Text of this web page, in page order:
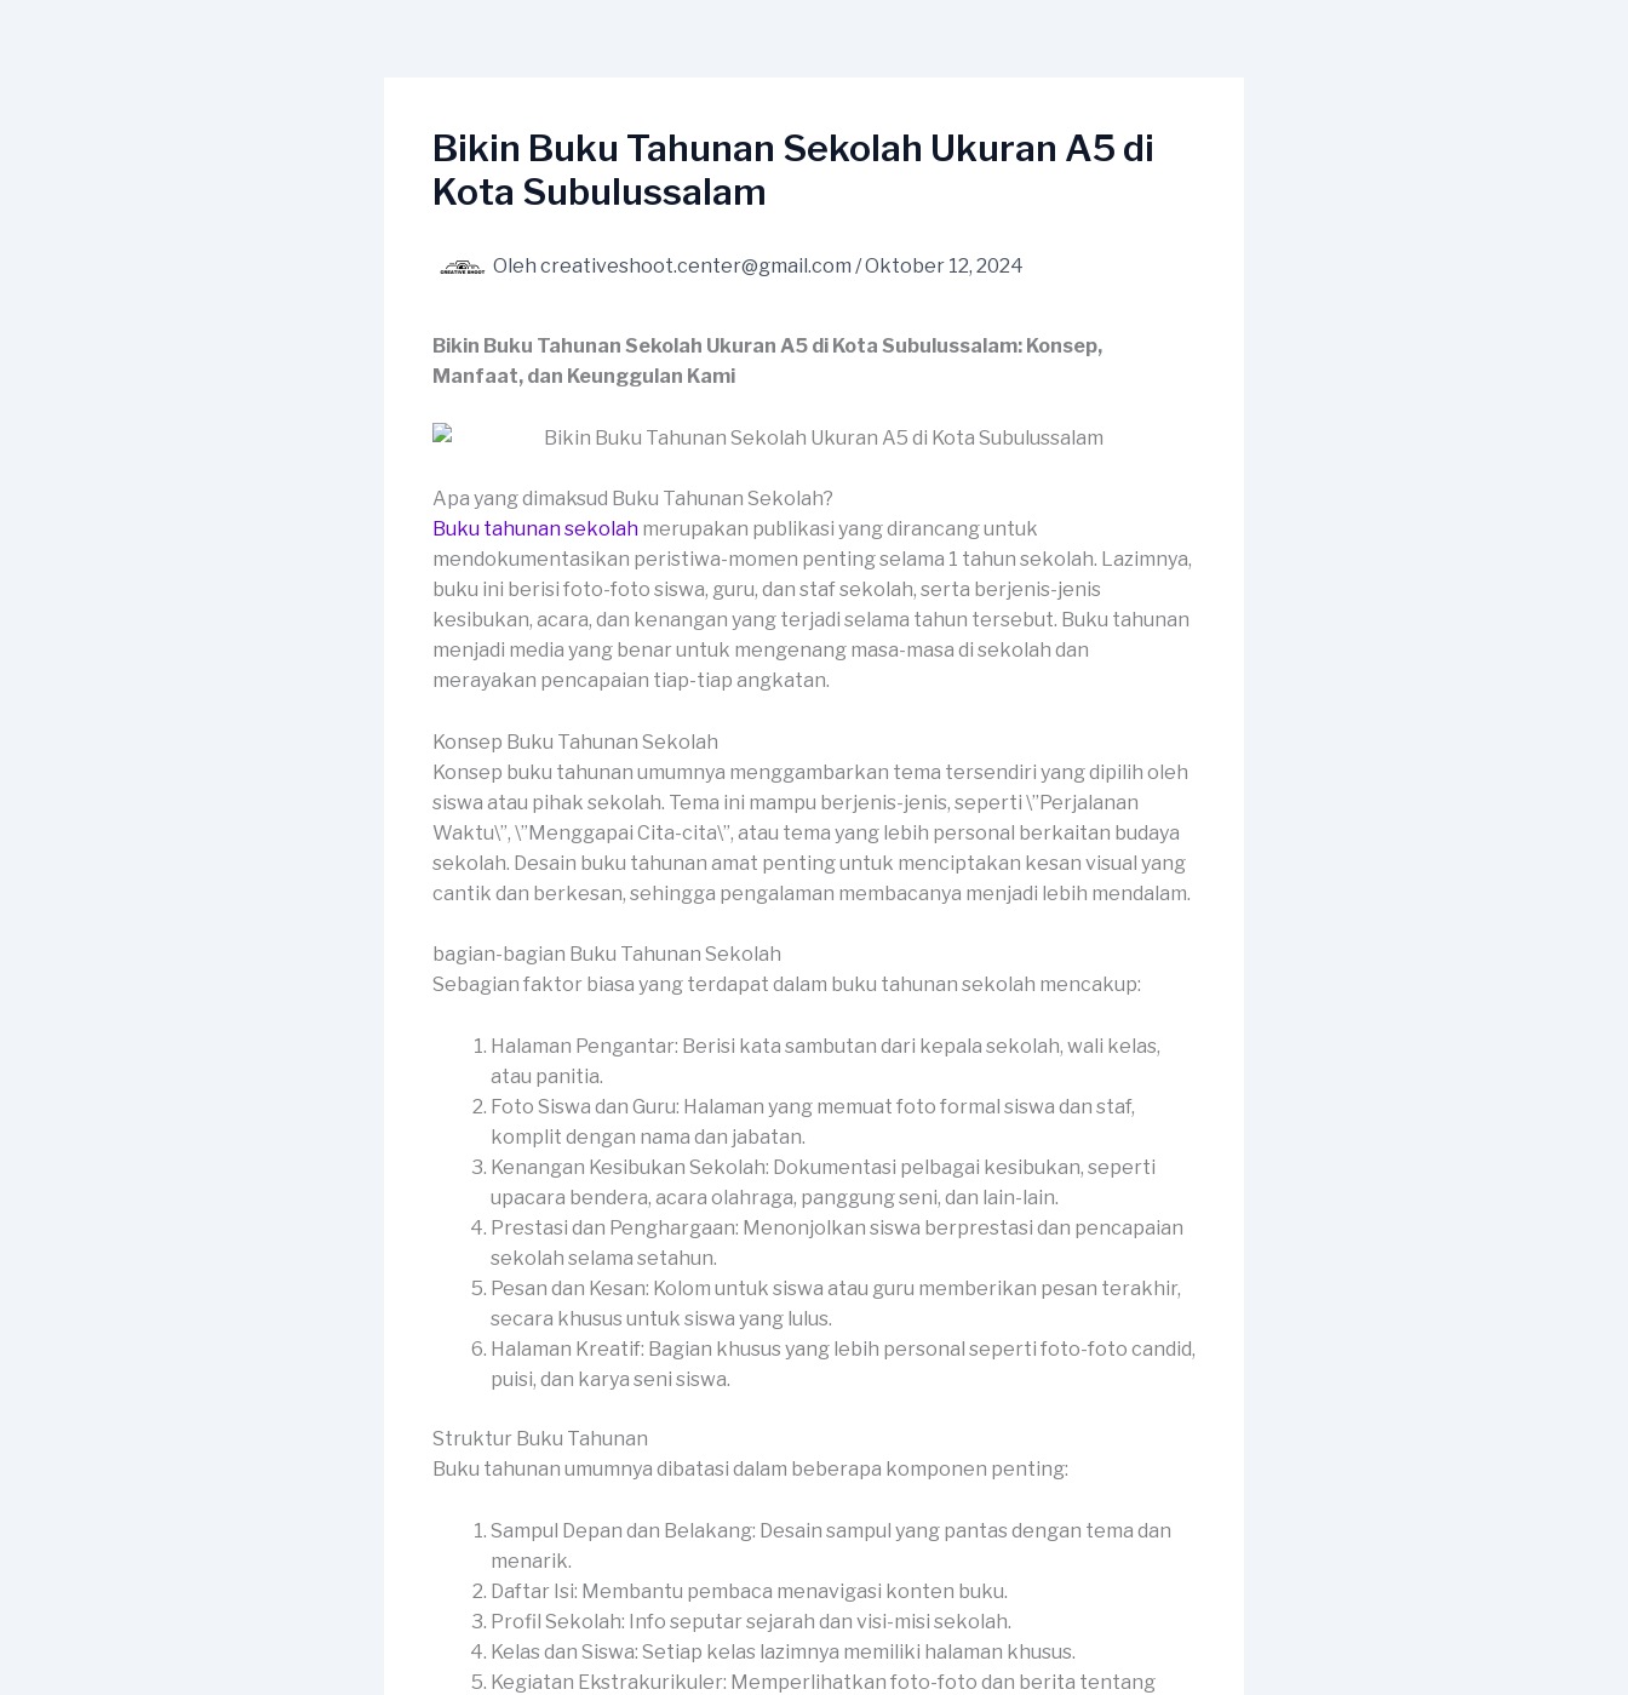
Bikin Buku Tahunan Sekolah Ukuran A5 di
Kota Subulussalam
Oleh creativeshoot.center@gmail.com /Oktober 12, 2024
Bikin Buku Tahunan Sekolah Ukuran A5 di Kota Subulussalam: Konsep,
Manfaat, dan Keunggulan Kami
Apa yang dimaksud Buku Tahunan Sekolah?
Buku tahunan sekolah merupakan publikasi yang dirancang untuk
mendokumentasikan peristiwa-momen penting selama 1 tahun sekolah. Lazimnya,
buku ini berisi foto-foto siswa, guru, dan staf sekolah, serta berjenis-jenis
kesibukan, acara, dan kenangan yang terjadi selama tahun tersebut. Buku tahunan
menjadi media yang benar untuk mengenang masa-masa di sekolah dan
merayakan pencapaian tiap-tiap angkatan.
Konsep Buku Tahunan Sekolah
Konsep buku tahunan umumnya menggambarkan tema tersendiri yang dipilih oleh
siswa atau pihak sekolah. Tema ini mampu berjenis-jenis, seperti \”Perjalanan
Waktu\”, \”Menggapai Cita-cita\”, atau tema yang lebih personal berkaitan budaya
sekolah. Desain buku tahunan amat penting untuk menciptakan kesan visual yang
cantik dan berkesan, sehingga pengalaman membacanya menjadi lebih mendalam.
bagian-bagian Buku Tahunan Sekolah
Sebagian faktor biasa yang terdapat dalam buku tahunan sekolah mencakup:
Halaman Pengantar: Berisi kata sambutan dari kepala sekolah, wali kelas,
atau panitia.
Foto Siswa dan Guru: Halaman yang memuat foto formal siswa dan staf,
komplit dengan nama dan jabatan.
Kenangan Kesibukan Sekolah: Dokumentasi pelbagai kesibukan, seperti
upacara bendera, acara olahraga, panggung seni, dan lain-lain.
Prestasi dan Penghargaan: Menonjolkan siswa berprestasi dan pencapaian
sekolah selama setahun.
Pesan dan Kesan: Kolom untuk siswa atau guru memberikan pesan terakhir,
secara khusus untuk siswa yang lulus.
Halaman Kreatif: Bagian khusus yang lebih personal seperti foto-foto candid,
puisi, dan karya seni siswa.
Struktur Buku Tahunan
Buku tahunan umumnya dibatasi dalam beberapa komponen penting:
Sampul Depan dan Belakang: Desain sampul yang pantas dengan tema dan
menarik.
Daftar Isi: Membantu pembaca menavigasi konten buku.
Profil Sekolah: Info seputar sejarah dan visi-misi sekolah.
Kelas dan Siswa: Setiap kelas lazimnya memiliki halaman khusus.
Kegiatan Ekstrakurikuler: Memperlihatkan foto-foto dan berita tentang